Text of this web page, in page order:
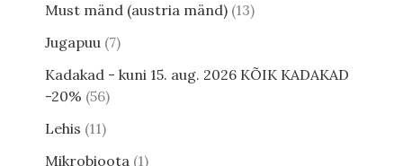
Must mänd (austria mänd) 13
Jugapuu 7
Kadakad - kuni 15. aug. 2026 KÕIK KADAKAD
-20% 56
Lehis 11
Mikrobioota 1